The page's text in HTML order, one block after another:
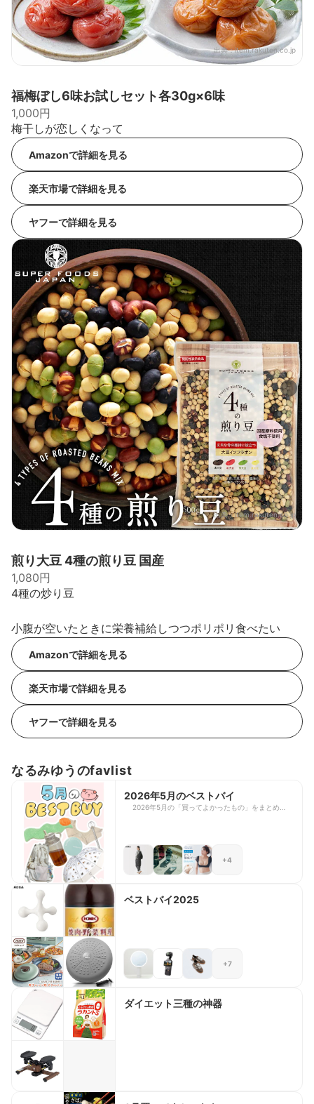
出典：item.rakuten.co.jp
福梅ぼし6味お試しセット各30g×6味
1,000円
梅干しが恋しくなって
Amazonで詳細を見る
楽天市場で詳細を見る
ヤフーで詳細を見る
出典：item.rakuten.co.jp
煎り大豆 4種の煎り豆 国産
1,080円
4種の炒り豆
小腹が空いたときに栄養補給しつつポリポリ食べたい
Amazonで詳細を見る
楽天市場で詳細を見る
ヤフーで詳細を見る
なるみゆうのfavlist
2026年5月のベストバイ
2026年5月の「買ってよかったもの」をまとめまし
+4
ベストバイ2025
+7
ダイエット三種の神器